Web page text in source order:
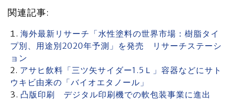
関連記事:
海外最新リサーチ「水性塗料の世界市場：樹脂タイ
プ別、用途別2020年予測」を発売 リサーチステーシ
ョン
アサヒ飲料「三ツ矢サイダー1.5Ｌ」容器などにサト
ウキビ由来の「バイオエタノール」
凸版印刷 デジタル印刷機での軟包装事業に進出